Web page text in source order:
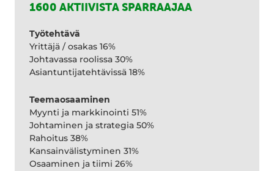
1600 AKTIIVISTA SPARRAAJAA
Työtehtävä
Yrittäjä / osakas 16%
Johtavassa roolissa 30%
Asiantuntijatehtävissä 18%
Teemaosaaminen
Myynti ja markkinointi 51%
Johtaminen ja strategia 50%
Rahoitus 38%
Kansainvälistyminen 31%
Osaaminen ja tiimi 26%